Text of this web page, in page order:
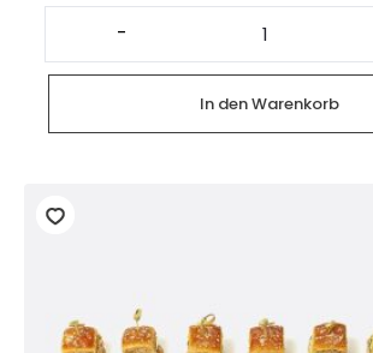
-
Platte
mit
glutenfreien
Baguette
Canapés
(12
Stück)
Menge
In den Warenkorb